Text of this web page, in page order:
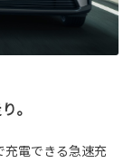
。
電できる急速充